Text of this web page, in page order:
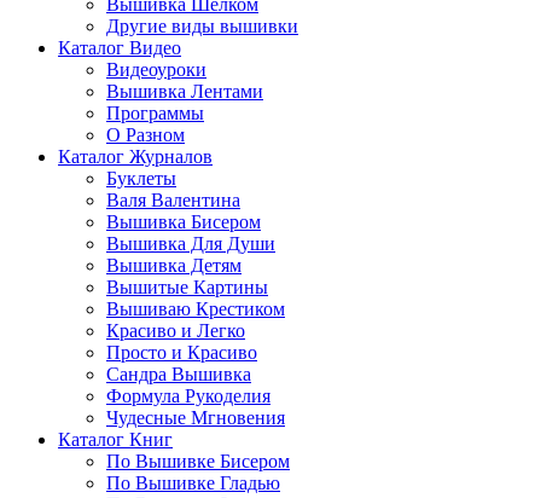
Вышивка Шелком
Другие виды вышивки
Каталог Видео
Видеоуроки
Вышивка Лентами
Программы
О Разном
Каталог Журналов
Буклеты
Валя Валентина
Вышивка Бисером
Вышивка Для Души
Вышивка Детям
Вышитые Картины
Вышиваю Крестиком
Красиво и Легко
Просто и Красиво
Сандра Вышивка
Формула Рукоделия
Чудесные Мгновения
Каталог Книг
По Вышивке Бисером
По Вышивке Гладью